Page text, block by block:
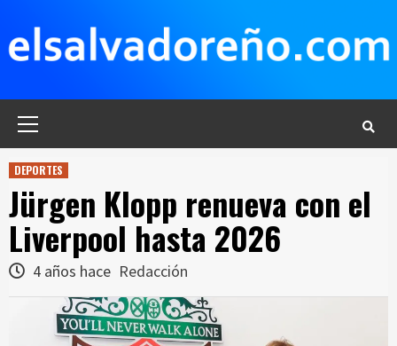
contenido
DEPORTES
Jürgen Klopp renueva con el
Liverpool hasta 2026
4 años hace Redacción